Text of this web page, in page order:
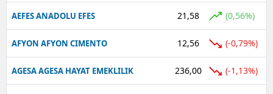
AEFES ANADOLU EFES 21,58 (0,56%)
AFYON AFYON CIMENTO 12,56 (-0,79%)
AGESA AGESA HAYAT EMEKLILIK 236,00 (-1,13%)